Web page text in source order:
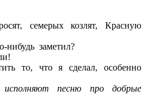
семерых козлят, Красную
заметил?
что я сделал, особенно
песню про добрые